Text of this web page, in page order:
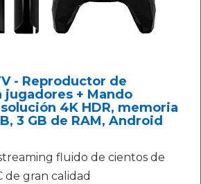
- Reproductor de
jugadores + Mando
4K HDR, memoria
3 GB de RAM, Android
fluido de cientos de
de gran calidad